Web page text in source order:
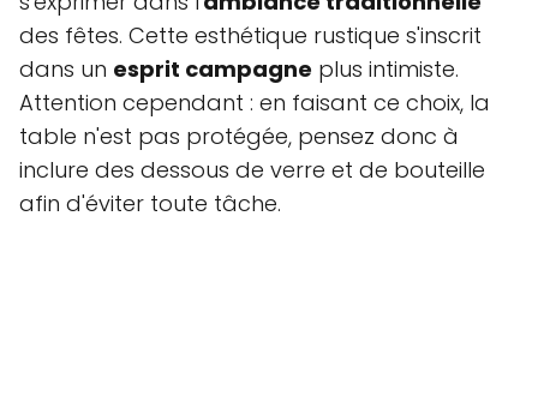
des fêtes. Cette esthétique rustique s'inscrit
dans un esprit campagne plus intimiste.
Attention cependant : en faisant ce choix, la
table n'est pas protégée, pensez donc à
inclure des dessous de verre et de bouteille
afin d'éviter toute tâche.